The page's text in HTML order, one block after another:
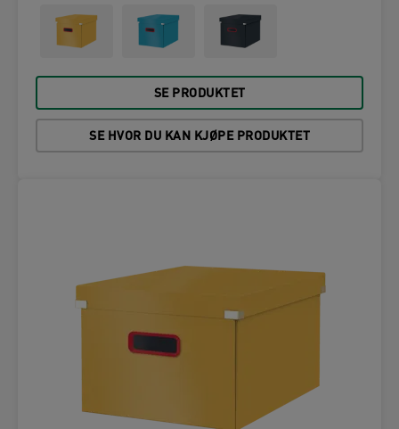
SE PRODUKTET
SE HVOR DU KAN KJØPE PRODUKTET